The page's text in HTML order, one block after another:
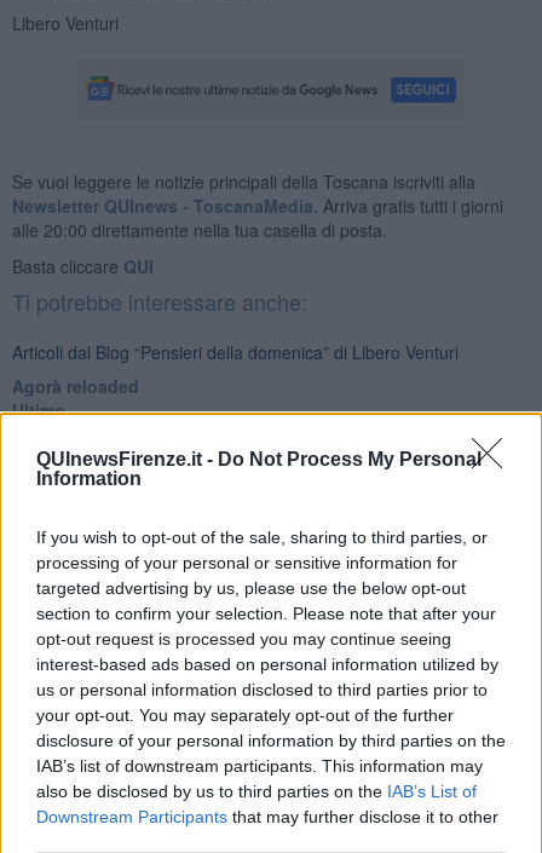
QUInewsFirenze.it - Do Not Process My Personal
Information
If you wish to opt-out of the sale, sharing to third parties, or
processing of your personal or sensitive information for
targeted advertising by us, please use the below opt-out
section to confirm your selection. Please note that after your
opt-out request is processed you may continue seeing
interest-based ads based on personal information utilized by
us or personal information disclosed to third parties prior to
your opt-out. You may separately opt-out of the further
disclosure of your personal information by third parties on the
IAB’s list of downstream participants. This information may
also be disclosed by us to third parties on the IAB’s List of
Downstream Participants that may further disclose it to other
Libero Venturi
Se vuoi leggere le notizie principali della Toscana iscriviti alla
Newsletter QUInews - ToscanaMedia. Arriva gratis tutti i giorni
alle 20:00 direttamente nella tua casella di posta.
Basta cliccare QUI
Ti potrebbe interessare anche:
Articoli dal Blog “Pensieri della domenica” di Libero Venturi
​Agorà reloaded
Ultimo
Carrà
Può darsi
Acciaio
Il Presidente
​Il Giro
Insopportabile
​Mentre
Luana
​Ci vuole Fedez
​Cronaca di un vaccino annunciato
​Liberazione
Esternazioni
Vaxzevria
Nazionali
​Ricorrenze e celebrazioni